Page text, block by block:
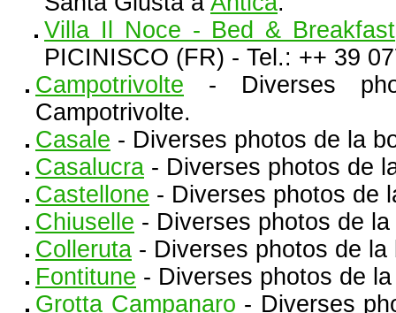
Villa Il Noce - Bed & Breakfast
PICINISCO (FR) - Tel.: ++ 39
Campotrivolte - Diverses
Campotrivolte.
Casale - Diverses photos de la
Casalucra - Diverses photos de
Castellone - Diverses photos de
Chiuselle - Diverses photos de
Colleruta - Diverses photos de
Fontitune - Diverses photos de
Grotta Campanaro - Diverses